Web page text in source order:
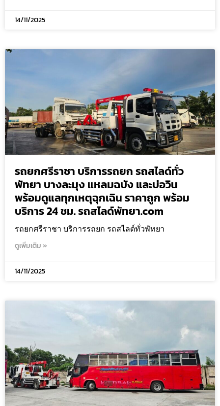
14/11/2025
รถยกศรีราชา บริการรถยก รถสไลด์ทั่ว
พัทยา บางละมุง แหลมฉบัง และบ่อวิน
พร้อมดูแลทุกเหตุฉุกเฉิน ราคาถูก พร้อม
บริการ 24 ชม. รถสไลด์พัทยา.com
รถยกศรีราชา บริการรถยก รถสไลด์ทั่วพัทยา
ดูเพิ่มเติม »
14/11/2025